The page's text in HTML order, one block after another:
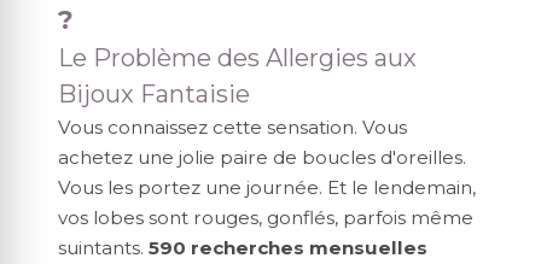
?
Le Problème des Allergies aux
Bijoux Fantaisie
Vous connaissez cette sensation. Vous
achetez une jolie paire de boucles d'oreilles.
Vous les portez une journée. Et le lendemain,
vos lobes sont rouges, gonflés, parfois même
suintants. 590 recherches mensuelles